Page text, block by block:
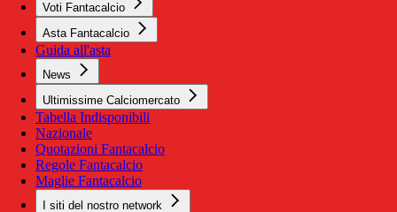
Voti Fantacalcio
Asta Fantacalcio
Guida all'asta
News
Ultimissime Calciomercato
Tabella Indisponibili
Nazionale
Quotazioni Fantacalcio
Regole Fantacalcio
Maglie Fantacalcio
I siti del nostro network